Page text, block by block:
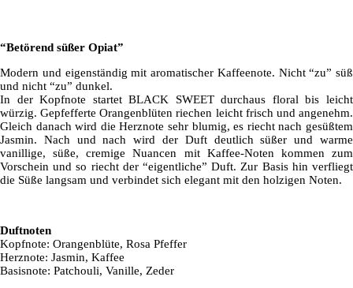
“Betörend süßer Opiat”
Modern und eigenständig mit aromatischer Kaffeenote. Nicht “zu” süß
und nicht “zu” dunkel.
In der Kopfnote startet BLACK SWEET durchaus floral bis leicht
würzig. Gepfefferte Orangenblüten riechen leicht frisch und angenehm.
Gleich danach wird die Herznote sehr blumig, es riecht nach gesüßtem
Jasmin. Nach und nach wird der Duft deutlich süßer und warme
vanillige, süße, cremige Nuancen mit Kaffee-Noten kommen zum
Vorschein und so riecht der “eigentliche” Duft. Zur Basis hin verfliegt
die Süße langsam und verbindet sich elegant mit den holzigen Noten.
Duftnoten
Kopfnote: Orangenblüte, Rosa Pfeffer
Herznote: Jasmin, Kaffee
Basisnote: Patchouli, Vanille, Zeder